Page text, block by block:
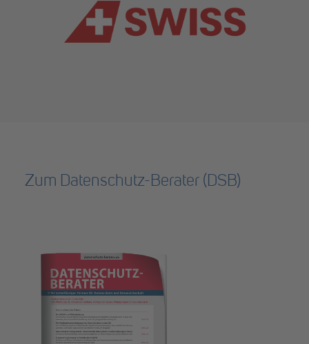
Zum Datenschutz-Berater (DSB)